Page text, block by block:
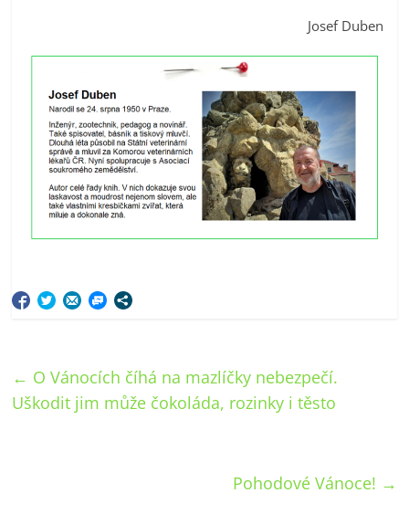
Josef Duben
← O Vánocích číhá na mazlíčky nebezpečí.
Uškodit jim může čokoláda, rozinky i těsto
Pohodové Vánoce! →